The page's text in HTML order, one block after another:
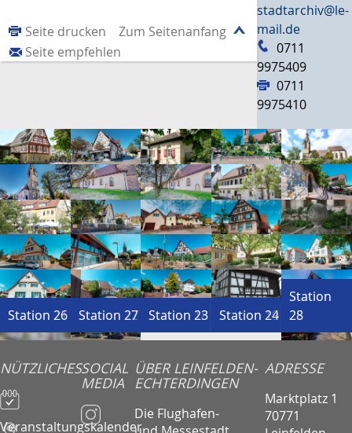
Zum Seitenanfang
Seite drucken
Seite empfehlen
stadtarchiv@le-
mail.de
0711
9975409
0711
9975410
Station 1 Station 2 Station 3 Station 4 Station 5
Station 6 Station 7 Station 8 Station 9
Station
10
Station 11 Station 12 Station 13 Station 14
Station
15
Station 16 Station 17 Station 18 Station 19
Station
20
Station 21 Station 22 Station 23 Station 24
Station
25
Station 26 Station 27
Station
28
NÜTZLICHES
Veranstaltungskalender
SOCIAL
MEDIA
ÜBER LEINFELDEN-
ECHTERDINGEN
Die Flughafen-
ADRESSE
Marktplatz 1
70771